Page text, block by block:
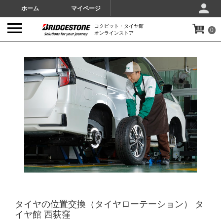
ホーム マイページ
コクピット・タイヤ館
オンラインストア
0
タイヤの位置交換（タイヤローテーション） タ
イヤ館 西荻窪